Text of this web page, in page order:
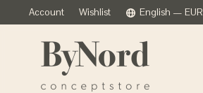
Account Wishlist English — EUR